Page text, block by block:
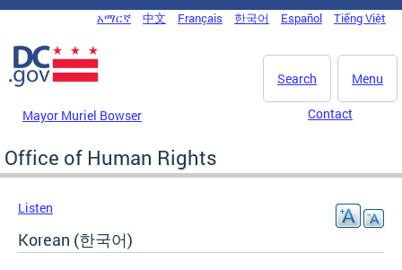
Skip to main content
DC Agency Top Menu
አማርኛ 中文 Français 한국어 Español Tiếng Việt
Menu
Search
Mayor Muriel Bowser Contact
Office of Human Rights
Listen
Korean (한국어)